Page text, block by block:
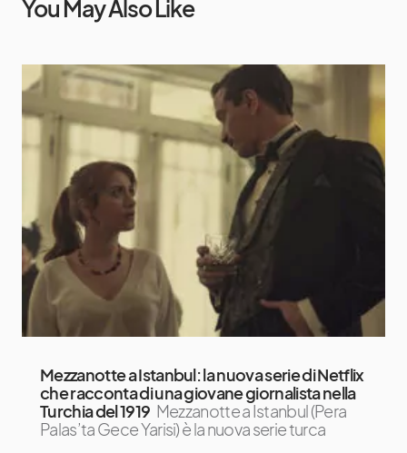
You May Also Like
Mezzanotte a Istanbul: la nuova serie di Netflix
che racconta di una giovane giornalista nella
Turchia del 1919 Mezzanotte a Istanbul (Pera
Palas’ta Gece Yarisi) è la nuova serie turca